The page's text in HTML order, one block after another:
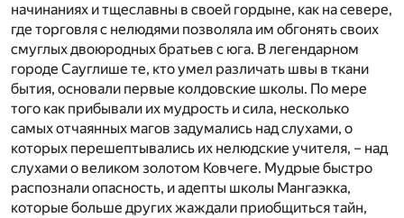
начинаниях и тщеславны в своей гордыне, как на севере,
где торговля с нелюдями позволяла им обгонять своих
смуглых двоюродных братьев с юга. В легендарном
городе Сауглише те, кто умел различать швы в ткани
бытия, основали первые колдовские школы. По мере
того как прибывали их мудрость и сила, несколько
самых отчаянных магов задумались над слухами, о
которых перешептывались их нелюдские учителя, – над
слухами о великом золотом Ковчеге. Мудрые быстро
распознали опасность, и адепты школы Мангаэкка,
которые больше других жаждали приобщиться тайн,